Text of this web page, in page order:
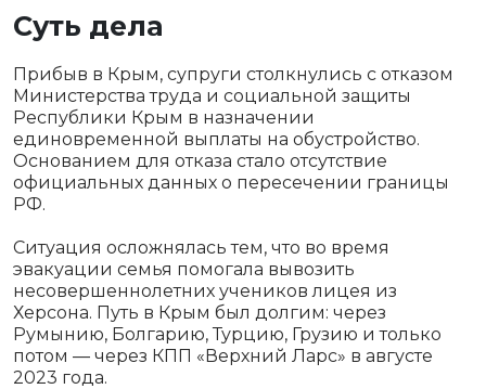
Суть дела
Прибыв в Крым, супруги столкнулись с отказом
Министерства труда и социальной защиты
Республики Крым в назначении
единовременной выплаты на обустройство.
Основанием для отказа стало отсутствие
официальных данных о пересечении границы
РФ.
Ситуация осложнялась тем, что во время
эвакуации семья помогала вывозить
несовершеннолетних учеников лицея из
Херсона. Путь в Крым был долгим: через
Румынию, Болгарию, Турцию, Грузию и только
потом — через КПП «Верхний Ларс» в августе
2023 года.